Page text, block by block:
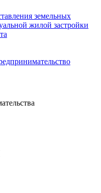
земельных
жилой застройки